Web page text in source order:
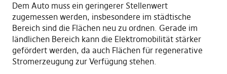
Dem Auto muss ein geringerer Stellenwert
zugemessen werden, insbesondere im städtische
Bereich sind die Flächen neu zu ordnen. Gerade im
ländlichen Bereich kann die Elektromobilität stärker
gefördert werden, da auch Flächen für regenerative
Stromerzeugung zur Verfügung stehen.